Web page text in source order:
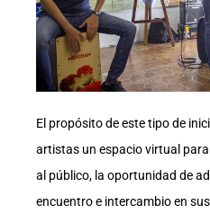
El propósito de este tipo de
artistas un espacio virtual
al público, la oportunidad de
encuentro e intercambio en